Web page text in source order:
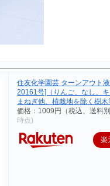
住友化学園芸 ターンアウト
20161号]（りんご、なし、
まねぎ他、植栽地を除く樹
価格：1009円（税込、送料
時点)
楽